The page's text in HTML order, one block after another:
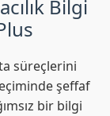
Bilgi
süreçlerini
şeffaf
bir bilgi